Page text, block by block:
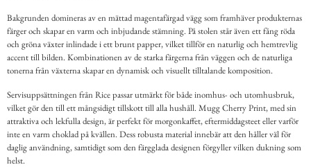
Bakgrunden domineras av en mättad magentafärgad vägg som framhäver produkternas
färger och skapar en varm och inbjudande stämning. På stolen står även ett fång röda
och gröna växter inlindade i ett brunt papper, vilket tillför en naturlig och hemtrevlig
accent till bilden. Kombinationen av de starka färgerna från väggen och de naturliga
tonerna från växterna skapar en dynamisk och visuellt tilltalande komposition.
Servisuppsättningen från Rice passar utmärkt för både inomhus- och utomhusbruk,
vilket gör den till ett mångsidigt tillskott till alla hushåll. Mugg Cherry Print, med sin
attraktiva och lekfulla design, är perfekt för morgonkaffet, eftermiddagsteet eller varför
inte en varm choklad på kvällen. Dess robusta material innebär att den håller väl för
daglig användning, samtidigt som den färgglada designen förgyller vilken dukning som
helst.